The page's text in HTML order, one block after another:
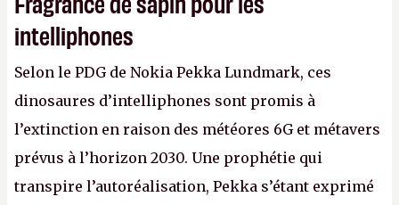
intelliphones
Selon le PDG de Nokia Pekka Lundmark, ces
dinosaures d’intelliphones sont promis à
l’extinction en raison des météores 6G et métavers
prévus à l’horizon 2030. Une prophétie qui
transpire l’autoréalisation, Pekka s’étant exprimé